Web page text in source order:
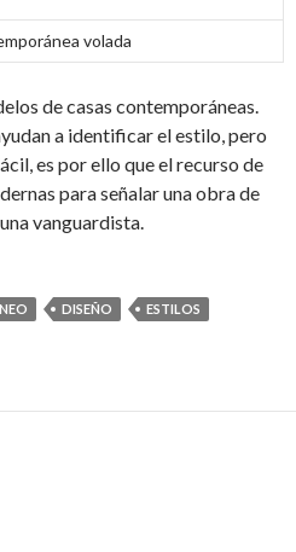
volada
de casas contemporáneas.
a identificar el estilo, pero
es por ello que el recurso de
para señalar una obra de
vanguardista.
DISEÑO
ESTILOS